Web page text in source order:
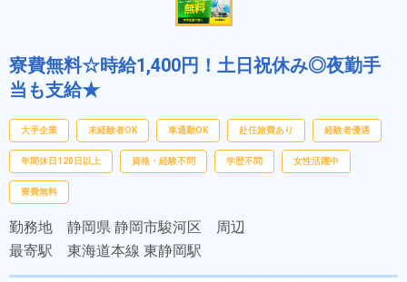
寮費無料☆時給1,400円！土日祝休み◎夜勤手
当も支給★
大手企業 未経験者OK 車通勤OK 赴任旅費あり 経験者優遇
年間休日120日以上 資格・経験不問 学歴不問 女性活躍中
寮費無料
勤務地 静岡県 静岡市駿河区 周辺
最寄駅 東海道本線 東静岡駅